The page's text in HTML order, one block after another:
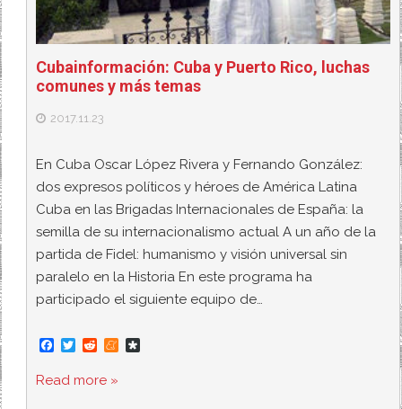
Cubainformación: Cuba y Puerto Rico, luchas
comunes y más temas
2017.11.23
En Cuba Oscar López Rivera y Fernando González:
dos expresos políticos y héroes de América Latina
Cuba en las Brigadas Internacionales de España: la
semilla de su internacionalismo actual A un año de la
partida de Fidel: humanismo y visión universal sin
paralelo en la Historia En este programa ha
participado el siguiente equipo de…
F
e
T
t
R
d
M
Read more »